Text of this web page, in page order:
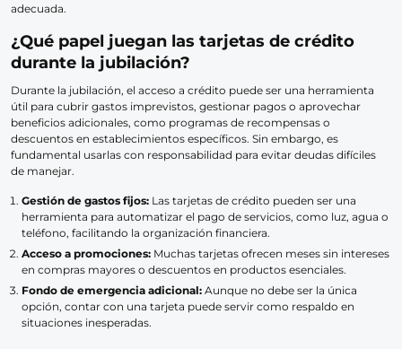
adecuada.
¿Qué papel juegan las tarjetas de crédito
durante la jubilación?
Durante la jubilación, el acceso a crédito puede ser una herramienta
útil para cubrir gastos imprevistos, gestionar pagos o aprovechar
beneficios adicionales, como programas de recompensas o
descuentos en establecimientos específicos. Sin embargo, es
fundamental usarlas con responsabilidad para evitar deudas difíciles
de manejar.
Gestión de gastos fijos: Las tarjetas de crédito pueden ser una
herramienta para automatizar el pago de servicios, como luz, agua o
teléfono, facilitando la organización financiera.
Acceso a promociones: Muchas tarjetas ofrecen meses sin intereses
en compras mayores o descuentos en productos esenciales.
Fondo de emergencia adicional: Aunque no debe ser la única
opción, contar con una tarjeta puede servir como respaldo en
situaciones inesperadas.